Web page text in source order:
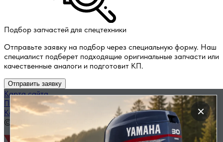
Подбор запчастей для спецтехники
Отправьте заявку на подбор через специальную форму. Наш
специалист подберет подходящие оригинальные запчасти или
качественные аналоги и подготовит КП.
Отправить заявку
×
Карта сайта
Политика конфиденциальности
Каталог запчастей по названию
© 2014 — 2026 ООО «ВЭД»